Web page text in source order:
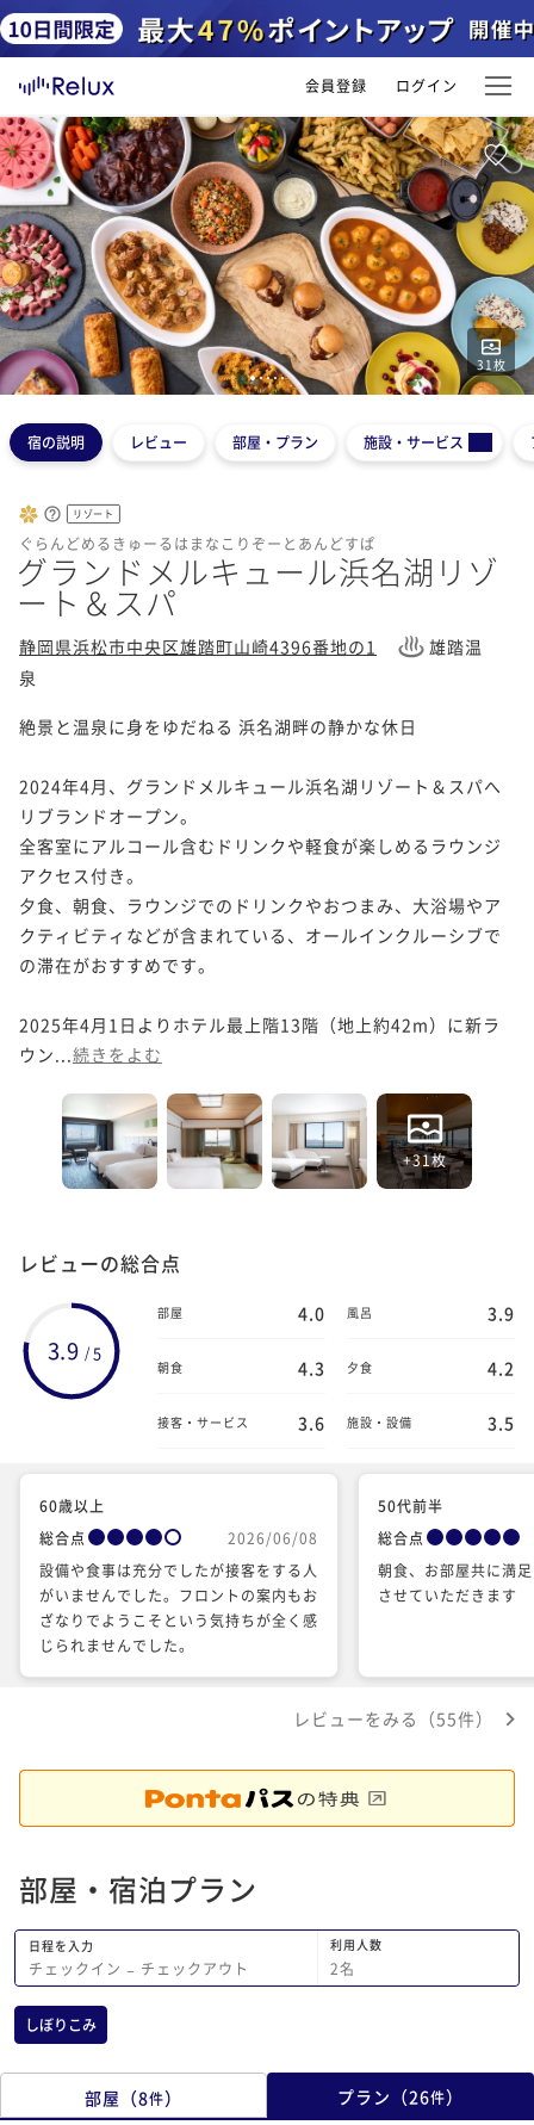
会員登録 ログイン
31 枚
12345
宿の説明 レビュー 部屋・プラン 施設・サービス
リゾート
ぐらんどめるきゅーるはまなこりぞーとあんどすぱ
グランドメルキュール浜名湖リゾ
ート＆スパ
静岡県浜松市中央区雄踏町山崎4396番地の1
雄踏温
泉
絶景と温泉に身をゆだねる 浜名湖畔の静かな休日
2024年4月、グランドメルキュール浜名湖リゾート＆スパへ
リブランドオープン。
全客室にアルコール含むドリンクや軽食が楽しめるラウンジ
アクセス付き。
夕食、朝食、ラウンジでのドリンクやおつまみ、大浴場やア
クティビティなどが含まれている、オールインクルーシブで
の滞在がおすすめです。
2025年4月1日よりホテル最上階13階（地上約42m）に新ラ
ウン... 続きをよむ
+31枚
レビューの総合点
3.9 / 5
部屋 4.0 風呂 3.9
朝食 4.3 夕食 4.2
接客・サービス 3.6 施設・設備 3.5
60歳以上
総合点
2026/06/08
設備や食事は充分でしたが接客をする人
がいませんでした。フロントの案内もお
ざなりでようこそという気持ちが全く感
じられませんでした。
50代前半
総合点
朝食、お部屋共に満
させていただきます
レビューをみる（55件）
部屋・宿泊プラン
日程を入力
チェックイン − チェックアウト
利用人数
2名
しぼりこみ
部屋 （8件） プラン （26件）